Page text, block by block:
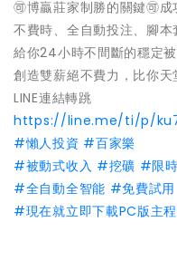
🉑博贏莊家制勝的關鍵🉑成
不費時、全自動投注、腳本
給你24小時不間斷的穩定被
創造雙薪絕不費力，比你天
LINE連結轉跳
https://line.me/ti/p/
#懶人投資 #百家樂
#被動式收入 #挖礦 #限
#全自動全智能 #免費試用
#現在就立即下載PC版主